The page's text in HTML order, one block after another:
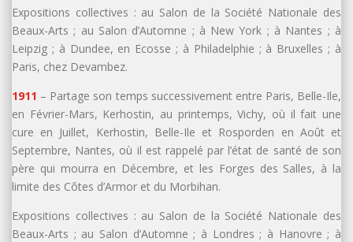
Expositions collectives : au Salon de la Société Nationale des
Beaux-Arts ; au Salon d’Automne ; à New York ; à Nantes ; à
Leipzig ; à Dundee, en Ecosse ; à Philadelphie ; à Bruxelles ; à
Paris, chez Devambez.
1911 – Partage son temps successivement entre Paris, Belle-Ile,
en Février-Mars, Kerhostin, au printemps, Vichy, où il fait une
cure en Juillet, Kerhostin, Belle-Ile et Rosporden en Août et
Septembre, Nantes, où il est rappelé par l’état de santé de son
père qui mourra en Décembre, et les Forges des Salles, à la
limite des Côtes d’Armor et du Morbihan.
Expositions collectives : au Salon de la Société Nationale des
Beaux-Arts ; au Salon d’Automne ; à Londres ; à Hanovre ; à